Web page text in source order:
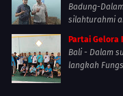
Badung-
silahturahmi
Partai Gelora
Bali - Dalam
langkah